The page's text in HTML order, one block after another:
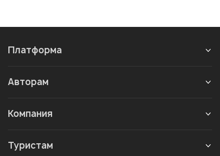
Платформа
Авторам
Компания
Туристам